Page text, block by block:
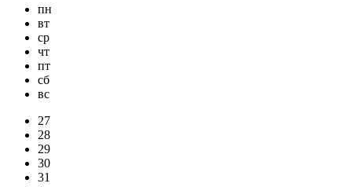
пн
вт
ср
чт
пт
сб
вс
27
28
29
30
31